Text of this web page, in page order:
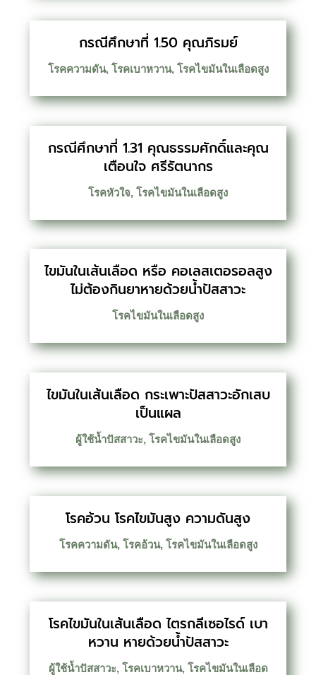
กรณีศึกษาที่ 1.50 คุณภิรมย์
โรคความดัน, โรคเบาหวาน, โรคไขมันในเลือดสูง
กรณีศึกษาที่ 1.31 คุณธรรมศักดิ์และคุณ
เตือนใจ ศรีรัตนากร
โรคหัวใจ, โรคไขมันในเลือดสูง
ไขมันในเส้นเลือด หรือ คอเลสเตอรอลสูง
ไม่ต้องกินยาหายด้วยน้ำปัสสาวะ
โรคไขมันในเลือดสูง
ไขมันในเส้นเลือด กระเพาะปัสสาวะอักเสบ
เป็นแผล
ผู้ใช้น้ำปัสสาวะ, โรคไขมันในเลือดสูง
โรคอ้วน โรคไขมันสูง ความดันสูง
โรคความดัน, โรคอ้วน, โรคไขมันในเลือดสูง
โรคไขมันในเส้นเลือด ไตรกลีเซอไรด์ เบา
หวาน หายด้วยน้ำปัสสาวะ
ผู้ใช้น้ำปัสสาวะ, โรคเบาหวาน, โรคไขมันในเลือด